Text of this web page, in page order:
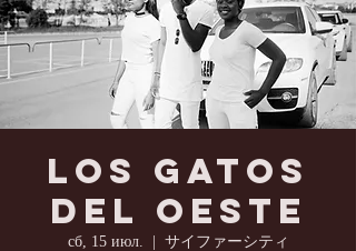
Los Gatos
del Oeste
сб, 15 июл. サイファーシティ